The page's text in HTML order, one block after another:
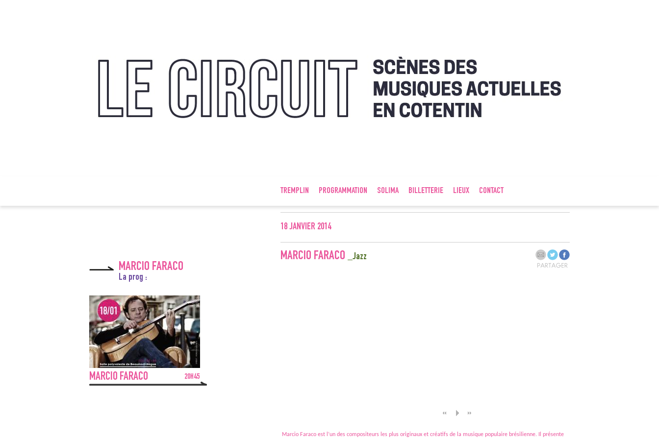
TREMPLIN PROGRAMMATION SOLIMA BILLETTERIE LIEUX CONTACT
18 JANVIER 2014
MARCIO FARACO _Jazz
Marcio Faraco est l’un des compositeurs les plus originaux et créatifs de la musique populaire brésilienne. Il présente
MARCIO FARACO
La prog :
MARCIO FARACO 20H45